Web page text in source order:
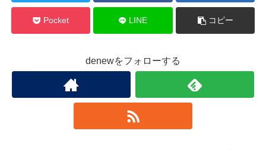
Pocket LINE コピー
denewをフォローする